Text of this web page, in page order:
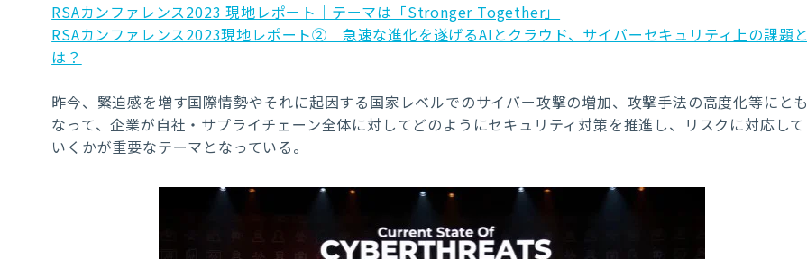
RSAカンファレンス2023 現地レポート｜テーマは「Stronger Together」
RSAカンファレンス2023現地レポート②｜急速な進化を遂げるAIとクラウド、サイバーセキュリティ上の課題と
は？
昨今、緊迫感を増す国際情勢やそれに起因する国家レベルでのサイバー攻撃の増加、攻撃手法の高度化等にとも
なって、企業が自社・サプライチェーン全体に対してどのようにセキュリティ対策を推進し、リスクに対応して
いくかが重要なテーマとなっている。